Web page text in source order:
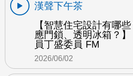
漢聲下午茶
【智慧住宅設計有哪
應門鎖、透明冰箱？
員丁盛委員 FM
2026/06/02